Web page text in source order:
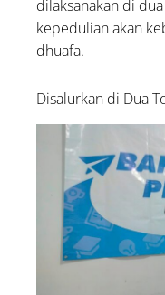
dilaksanakan di
kepedulian akan
dhuafa.
Disalurkan di Dua